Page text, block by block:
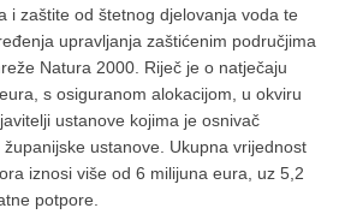
i zaštite od štetnog djelovanja voda te
upravljanja zaštićenim područjima
Natura 2000. Riječ je o natječaju
s osiguranom alokacijom, u okviru
ustanove kojima je osnivač
ustanove. Ukupna vrijednost
iznosi više od 6 milijuna eura, uz 5,2
potpore.